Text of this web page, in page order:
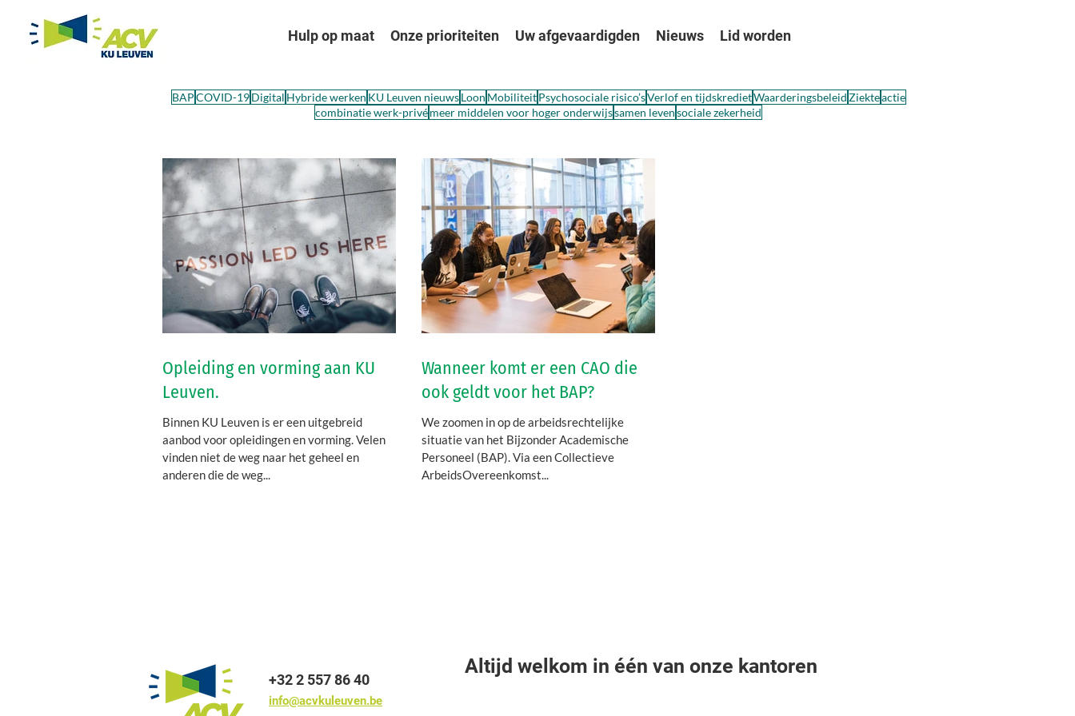
Hulp op maat Onze prioriteiten Uw afgevaardigden Nieuws Lid worden
BAPCOVID-19 Digital Hybride werken KU Leuven nieuws Loon Mobiliteit Psychosociale risico’sVerlof en tijdskredietWaarderingsbeleidZiekteactie
combinatie werk-privémeer middelen voor hoger onderwijssamen levensociale zekerheid
Opleiding en vorming aan KU
Leuven.
Binnen KU Leuven is er een uitgebreid
aanbod voor opleidingen en vorming. Velen
vinden niet de weg naar het geheel en
anderen die de weg...
Wanneer komt er een CAO die
ook geldt voor het BAP?
We zoomen in op de arbeidsrechtelijke
situatie van het Bijzonder Academische
Personeel (BAP). Via een Collectieve
ArbeidsOvereenkomst...
+32 2 557 86 40
info@acvkuleuven.be
Altijd welkom in één van onze kantoren